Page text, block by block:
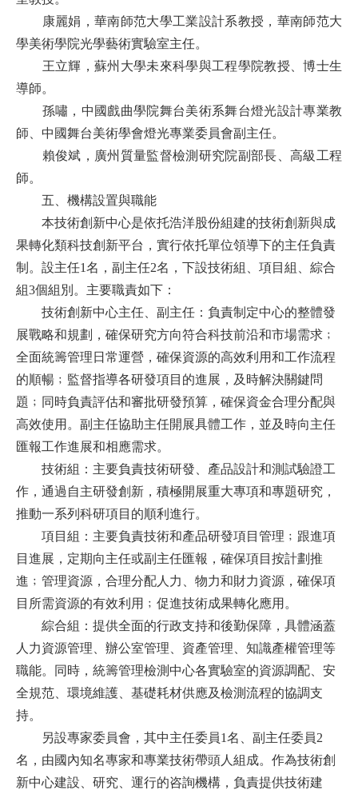
康麗娟，華南師范大學工業設計系教授，華南師范大
學美術學院光學藝術實驗室主任。
王立輝，蘇州大學未來科學與工程學院教授、博士生
導師。
孫嘯，中國戲曲學院舞台美術系舞台燈光設計專業教
師、中國舞台美術學會燈光專業委員會副主任。
賴俊斌，廣州質量監督檢測研究院副部長、高級工程
師。
五、機構設置與職能
本技術創新中心是依托浩洋股份組建的技術創新與成
果轉化類科技創新平台，實行依托單位領導下的主任負責
制。設主任1名，副主任2名，下設技術組、項目組、綜合
組3個組別。主要職責如下：
技術創新中心主任、副主任：負責制定中心的整體發
展戰略和規劃，確保研究方向符合科技前沿和市場需求﹔
全面統籌管理日常運營，確保資源的高效利用和工作流程
的順暢﹔監督指導各研發項目的進展，及時解決關鍵問
題﹔同時負責評估和審批研發預算，確保資金合理分配與
高效使用。副主任協助主任開展具體工作，並及時向主任
匯報工作進展和相應需求。
技術組：主要負責技術研發、產品設計和測試驗證工
作，通過自主研發創新，積極開展重大專項和專題研究，
推動一系列科研項目的順利進行。
項目組：主要負責技術和產品研發項目管理﹔跟進項
目進展，定期向主任或副主任匯報，確保項目按計劃推
進﹔管理資源，合理分配人力、物力和財力資源，確保項
目所需資源的有效利用﹔促進技術成果轉化應用。
綜合組：提供全面的行政支持和後勤保障，具體涵蓋
人力資源管理、辦公室管理、資產管理、知識產權管理等
職能。
同時，統籌管理檢測中心各實驗室的資源調配、安
全規范、環境維護、基礎耗材供應及檢測流程的協調支
持。
另設專家委員會，其中主任委員1名、副主任委員2
名，由國內知名專家和專業技術帶頭人組成。作為技術創
新中心建設、研究、運行的咨詢機構，負責提供技術建